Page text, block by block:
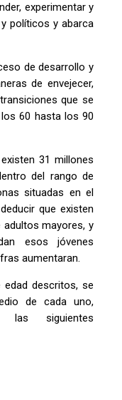
experimentar y
políticos y abarca
de desarrollo y
de envejecer,
que se
60 hasta los 90
31 millones
del rango de
situadas en el
que existen
mayores, y
esos jóvenes
aumentaran.
descritos, se
de cada uno,
las siguientes